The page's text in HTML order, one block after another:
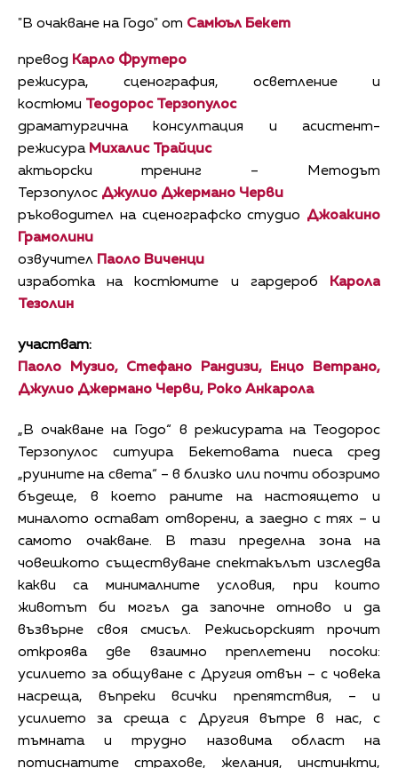
"В очакване на Годо" от Самюъл Бекет
превод Карло Фрутеро
режисура, сценография, осветление и
костюми Теодорос Терзопулос
драматургична консултация и асистент-
режисура Михалис Трайцис
актьорски тренинг – Методът
Терзопулос Джулио Джермано Черви
ръководител на сценографско студио Джоакино
Грамолини
озвучител Паоло Виченци
изработка на костюмите и гардероб
Карола
Тезолин
участват:
Паоло Музио, Стефано Рандизи, Енцо Ветрано,
Джулио Джермано Черви, Роко Анкарола
„В очакване на Годо“ в режисурата на Теодорос
Терзопулос ситуира Бекетовата пиеса сред
„руините на света“ – в близко или почти обозримо
бъдеще, в което раните на настоящето и
миналото остават отворени, а заедно с тях – и
самото очакване. В тази пределна зона на
човешкото съществуване спектакълът изследва
какви са минималните условия, при които
животът би могъл да започне отново и да
възвърне своя смисъл. Режисьорският прочит
откроява две взаимно преплетени посоки:
усилието за общуване с Другия отвън – с човека
насреща, въпреки всички препятствия, – и
усилието за среща с Другия вътре в нас, с
тъмната и трудно назовима област на
потиснатите страхове, желания, инстинкти,